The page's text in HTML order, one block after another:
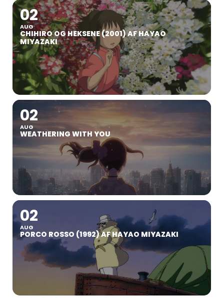
02
AUG
CHIHIRO OG HEKSENE (2001) AF HAYAO
MIYAZAKI
02
AUG
WEATHERING WITH YOU
02
AUG
PORCO ROSSO (1992) AF HAYAO MIYAZAKI